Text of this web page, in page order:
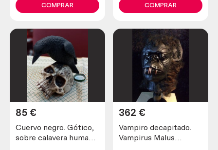
papel maché. Origen
británico.
COMPRAR
en papel maché.
Origen británico.
COMPRAR
Cuervo negro. Gótico,
sobre calavera humana.
85 €
Vampiro decapitado.
Vampirus Malus
362 €